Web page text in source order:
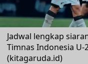
Jadwal lengkap
Timnas Indonesia U-
(kitagaruda.id)